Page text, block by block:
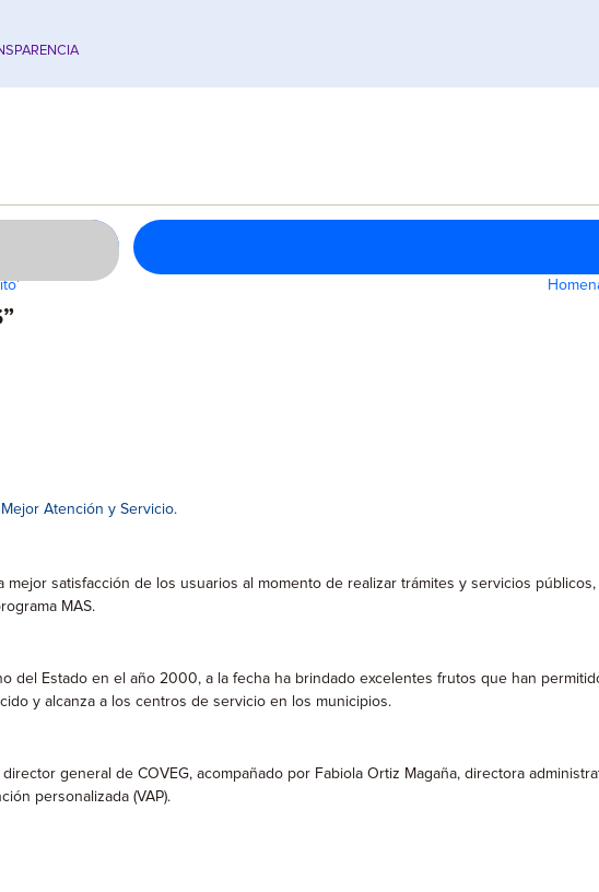
Atención y Servicio.
mejor satisfacción de los usuarios al momento de realizar trámites y servicios
MAS.
del Estado en el año 2000, a la fecha ha brindado excelentes frutos que han
y alcanza a los centros de servicio en los municipios.
general de COVEG, acompañado por Fabiola Ortiz Magaña, directora
personalizada (VAP).